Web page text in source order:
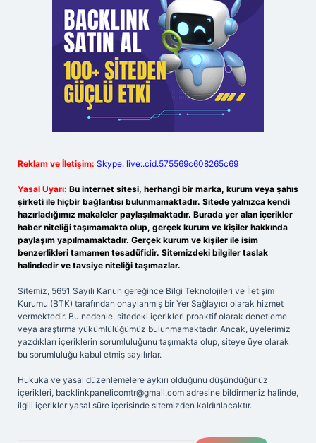
Reklam ve İletişim: Skype: live:.cid.575569c608265c69
Yasal Uyarı: Bu internet sitesi, herhangi bir marka, kurum veya şahıs
şirketi ile hiçbir bağlantısı bulunmamaktadır. Sitede yalnızca kendi
hazırladığımız makaleler paylaşılmaktadır. Burada yer alan içerikler
haber niteliği taşımamakta olup, gerçek kurum ve kişiler hakkında
paylaşım yapılmamaktadır. Gerçek kurum ve kişiler ile isim
benzerlikleri tamamen tesadüfidir. Sitemizdeki bilgiler taslak
halindedir ve tavsiye niteliği taşımazlar.
Sitemiz, 5651 Sayılı Kanun gereğince Bilgi Teknolojileri ve İletişim
Kurumu (BTK) tarafından onaylanmış bir Yer Sağlayıcı olarak hizmet
vermektedir. Bu nedenle, sitedeki içerikleri proaktif olarak denetleme
veya araştırma yükümlülüğümüz bulunmamaktadır. Ancak, üyelerimiz
yazdıkları içeriklerin sorumluluğunu taşımakta olup, siteye üye olarak
bu sorumluluğu kabul etmiş sayılırlar.
Hukuka ve yasal düzenlemelere aykırı olduğunu düşündüğünüz
içerikleri, backlinkpanelicomtr@gmail.com adresine bildirmeniz halinde,
ilgili içerikler yasal süre içerisinde sitemizden kaldırılacaktır.